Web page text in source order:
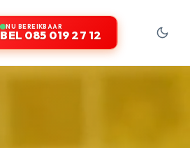
NU BEREIKBAAR
BEL 085 019 27 12